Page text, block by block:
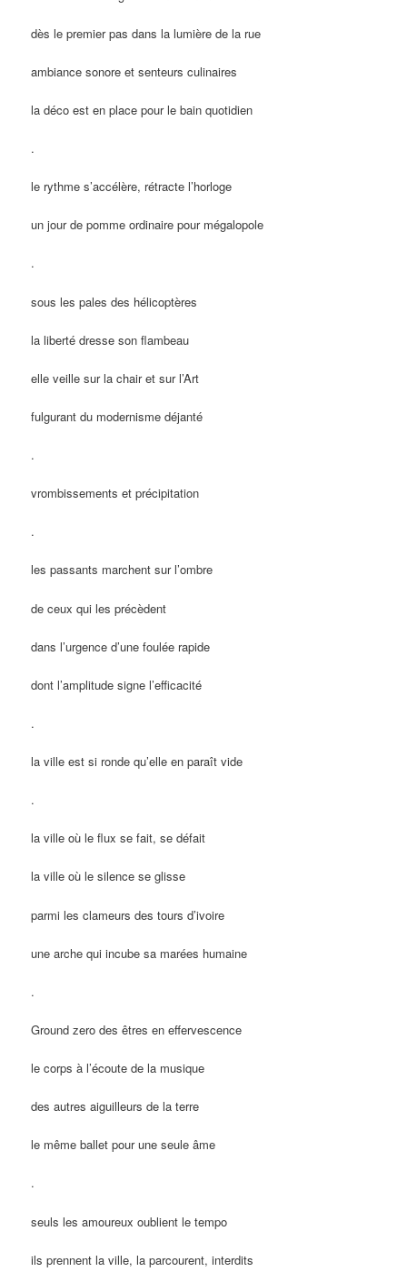
dès le premier pas dans la lumière de la rue
ambiance sonore et senteurs culinaires
la déco est en place pour le bain quotidien
.
le rythme s’accélère, rétracte l’horloge
un jour de pomme ordinaire pour mégalopole
.
sous les pales des hélicoptères
la liberté dresse son flambeau
elle veille sur la chair et sur l’Art
fulgurant du modernisme déjanté
.
vrombissements et précipitation
.
les passants marchent sur l’ombre
de ceux qui les précèdent
dans l’urgence d’une foulée rapide
dont l’amplitude signe l’efficacité
.
la ville est si ronde qu’elle en paraît vide
.
la ville où le flux se fait, se défait
la ville où le silence se glisse
parmi les clameurs des tours d’ivoire
une arche qui incube sa marées humaine
.
Ground zero des êtres en effervescence
le corps à l’écoute de la musique
des autres aiguilleurs de la terre
le même ballet pour une seule âme
.
seuls les amoureux oublient le tempo
ils prennent la ville, la parcourent, interdits